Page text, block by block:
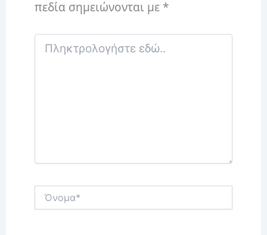
πεδία σημειώνονται με *
Πληκτρολογήστε
εδώ..
Όνομα*